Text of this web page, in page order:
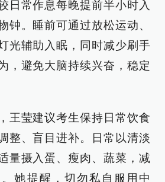
日常作息每晚提前半小时入
钟。睡前可通过放松运动、
光辅助入眠，同时减少刷手
，避免大脑持续兴奋，稳定
王莹建议考生保持日常饮食
整、盲目进补。日常以清淡
量摄入蛋、瘦肉、蔬菜，减
她提醒，切勿私自服用中